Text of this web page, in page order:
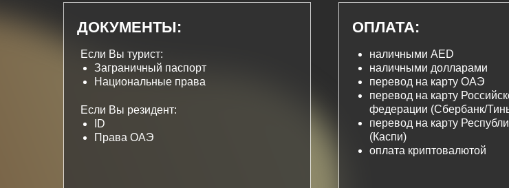
ДОКУМЕНТЫ:
Если Вы турист:
Заграничный паспорт
Национальные права
Если Вы резидент:
ID
Права ОАЭ
ОПЛАТА:
наличными AED
наличными долларами
перевод на карту ОАЭ
перевод на карту
федерации (Сбербанк/
перевод на карту
(Каспи)
оплата криптовалютой